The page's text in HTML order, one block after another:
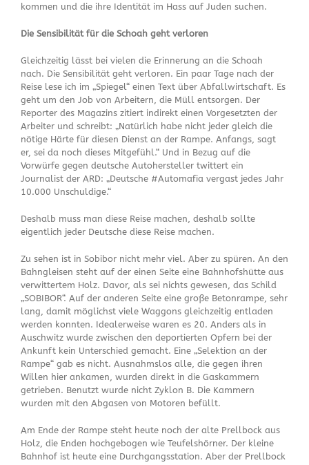
kommen und die ihre Identität im Hass auf Juden suchen.
Die Sensibilität für die Schoah geht verloren
Gleichzeitig lässt bei vielen die Erinnerung an die Schoah
nach. Die Sensibilität geht verloren. Ein paar Tage nach der
Reise lese ich im „Spiegel“ einen Text über Abfallwirtschaft. Es
geht um den Job von Arbeitern, die Müll entsorgen. Der
Reporter des Magazins zitiert indirekt einen Vorgesetzten der
Arbeiter und schreibt: „Natürlich habe nicht jeder gleich die
nötige Härte für diesen Dienst an der Rampe. Anfangs, sagt
er, sei da noch dieses Mitgefühl.“ Und in Bezug auf die
Vorwürfe gegen deutsche Autohersteller twittert ein
Journalist der ARD: „Deutsche #Automafia vergast jedes Jahr
10.000 Unschuldige.“
Deshalb muss man diese Reise machen, deshalb sollte
eigentlich jeder Deutsche diese Reise machen.
Zu sehen ist in Sobibor nicht mehr viel. Aber zu spüren. An den
Bahngleisen steht auf der einen Seite eine Bahnhofshütte aus
verwittertem Holz. Davor, als sei nichts gewesen, das Schild
„SOBIBOR“. Auf der anderen Seite eine große Betonrampe, sehr
lang, damit möglichst viele Waggons gleichzeitig entladen
werden konnten. Idealerweise waren es 20. Anders als in
Auschwitz wurde zwischen den deportierten Opfern bei der
Ankunft kein Unterschied gemacht. Eine „Selektion an der
Rampe“ gab es nicht. Ausnahmslos alle, die gegen ihren
Willen hier ankamen, wurden direkt in die Gaskammern
getrieben. Benutzt wurde nicht Zyklon B. Die Kammern
wurden mit den Abgasen von Motoren befüllt.
Am Ende der Rampe steht heute noch der alte Prellbock aus
Holz, die Enden hochgebogen wie Teufelshörner. Der kleine
Bahnhof ist heute eine Durchgangsstation. Aber der Prellbock